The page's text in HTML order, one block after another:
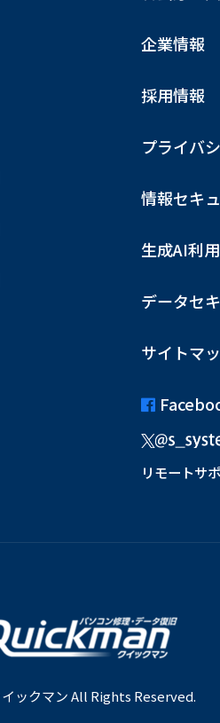
企業情報
採用情報
プライバ
情報セキ
生成AI利
データセ
サイトマ
リモートサ
イックマン All Rights Reserved.